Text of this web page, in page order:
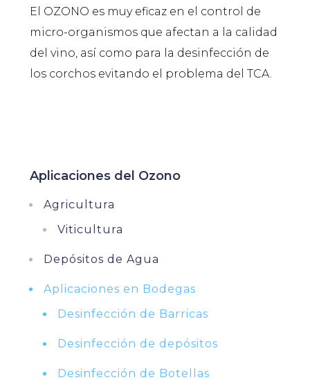
El OZONO es muy eficaz en el control de
micro-organismos que afectan a la calidad
del vino, así como para la desinfección de
los corchos evitando el problema del TCA.
Aplicaciones del Ozono
Agricultura
Viticultura
Depósitos de Agua
Aplicaciones en Bodegas
Desinfección de Barricas
Desinfección de depósitos
Desinfección de Botellas